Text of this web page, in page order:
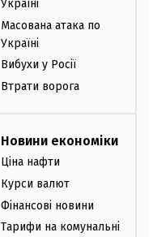
Україні
Масована атака по
Україні
Вибухи у Росії
Втрати ворога
Новини економіки
Ціна нафти
Курси валют
Фінансові новини
Тарифи на комунальні